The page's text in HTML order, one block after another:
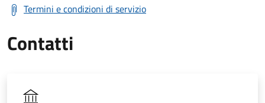
Termini e condizioni di servizio
Contatti